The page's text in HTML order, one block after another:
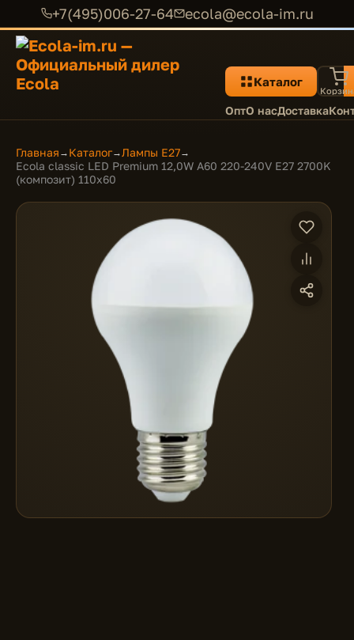
+7(495)006-27-64 ecola@ecola-im.ru
Каталог
ОптО насДоставка
Главная → Каталог→Лампы E27→
Ecola classic LED Premium 12,0W A60 220-240V E27 2700K
(композит) 110x60